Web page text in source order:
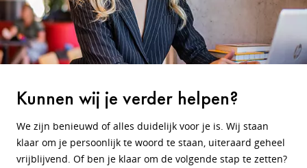
Kunnen wij je verder helpen?
We zijn benieuwd of alles duidelijk voor je is. Wij staan
klaar om je persoonlijk te woord te staan, uiteraard geheel
vrijblijvend. Of ben je klaar om de volgende stap te zetten?